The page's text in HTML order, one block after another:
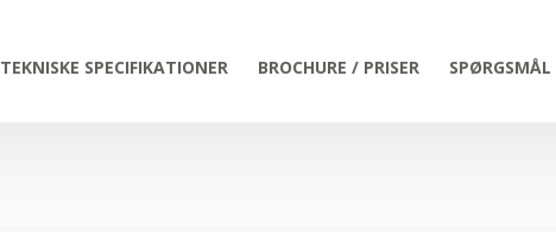
TEKNISKE SPECIFIKATIONER BROCHURE / PRISER